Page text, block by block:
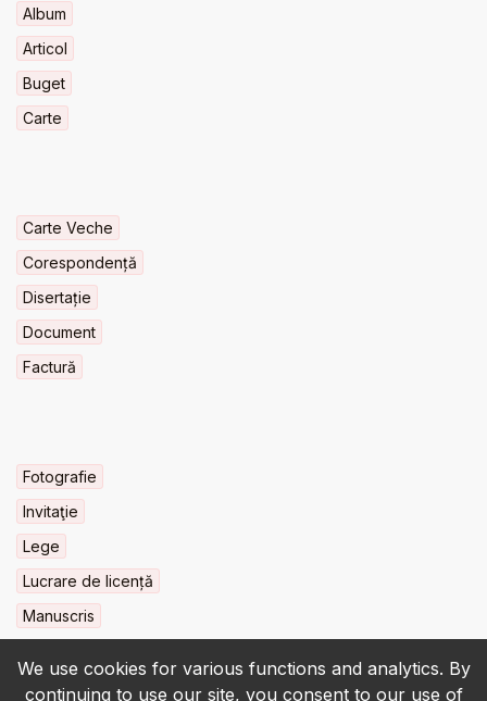
We use cookies for various functions and analytics. By
continuing to use our site, you consent to our use of
Album
Articol
Buget
Carte
Carte Veche
Corespondență
Disertație
Document
Factură
Fotografie
Invitaţie
Lege
Lucrare de licență
Manuscris